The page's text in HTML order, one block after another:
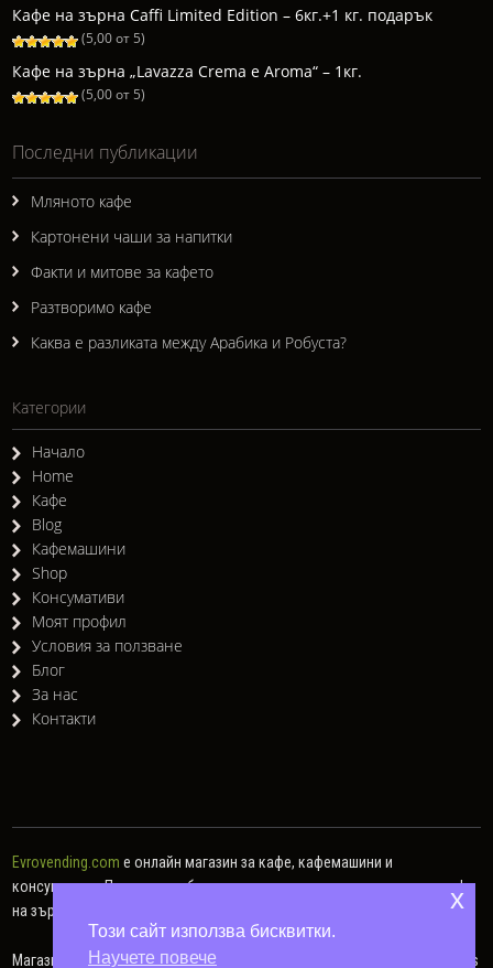
Кафе на зърна Caffi Limited Edition – 6кг.+1 кг. подарък
(5,00 от 5)
Кафе на зърна „Lavazza Crema e Aroma“ – 1кг.
(5,00 от 5)
Последни публикации
Мляното кафе
Картонени чаши за напитки
Факти и митове за кафето
Разтворимо кафе
Каква е разликата между Арабика и Робуста?
Категории
Начало
Home
Кафе
Blog
Кафемашини
Shop
Консумативи
Моят профил
Условия за ползване
Блог
За нас
Контакти
Evrovending.com е онлайн магазин за кафе, кафемашини и
консумативи. Предлагаме богат асортимент от различни видове кафе
на зърна, кафе капсули, мляно кафе, както и хартиени дози.
Магазин за кафе и консумативи – Евровендинг © 2014 - 2026. All Rights
Този сайт използва бисквитки.
Научете повече
x